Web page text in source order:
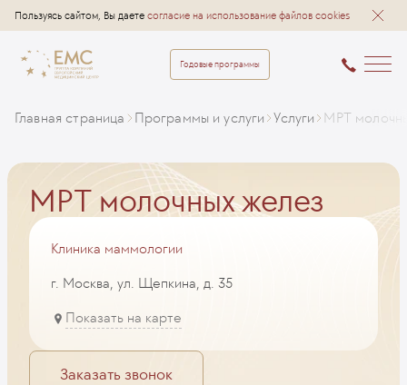
Пользуясь сайтом, Вы даете согласие на использование файлов cookies
Годовые программы
Главная страница Программы и услуги Услуги МРТ
МРТ молочных желез
Клиника маммологии
г. Москва, ул. Щепкина, д. 35
Показать на карте
Заказать звонок